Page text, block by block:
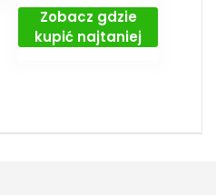
Zobacz gdzie
kupić najtaniej